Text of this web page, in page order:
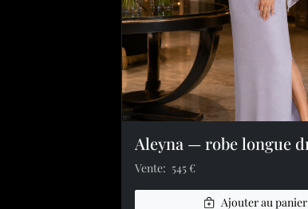
Image précédente
Vente: 545 €
Ajouter au panier